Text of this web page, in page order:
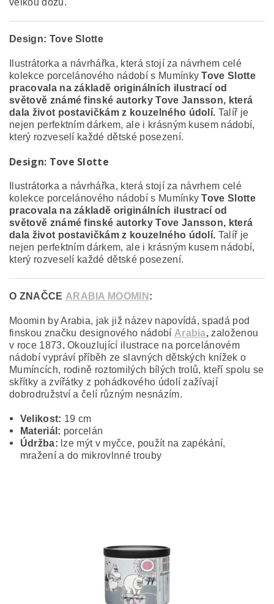
velkou dózu.
Design: Tove Slotte
Ilustrátorka a návrhářka, která stojí za návrhem celé
kolekce porcelánového nádobí s MumínkyTove Slotte
pracovala na základě originálních ilustrací od
světově známé finské autorky Tove Jansson, která
dala život postavičkám z kouzelného údolí. Talíř je
nejen perfektním dárkem, ale i krásným kusem nádobí,
který rozveselí každé dětské posezení.
Design: Tove Slotte
Ilustrátorka a návrhářka, která stojí za návrhem celé
kolekce porcelánového nádobí s MumínkyTove Slotte
pracovala na základě originálních ilustrací od
světově známé finské autorky Tove Jansson, která
dala život postavičkám z kouzelného údolí. Talíř je
nejen perfektním dárkem, ale i krásným kusem nádobí,
který rozveselí každé dětské posezení.
O ZNAČCE ARABIA MOOMIN :
Moomin by Arabia, jak již název napovídá, spadá pod
finskou značku designového nádobí Arabia, založenou
v roce 1873.Okouzlující ilustrace na porcelánovém
nádobí vypráví příběh ze slavných dětských knížek o
Mumíncích, rodině roztomilých bílých trolů, kteří spolu se
skřítky a zvířátky z pohádkového údolí zažívají
dobrodružství a čelí různým nesnázím.
Velikost: 19 cm
Materiál: porcelán
Údržba: lze mýt v myčce, použít na zapékání,
mražení a do mikrovlnné trouby